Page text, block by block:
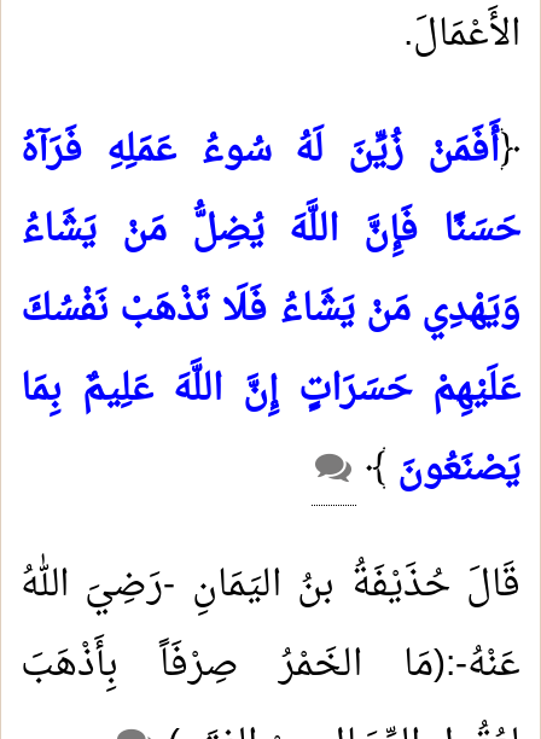
الأَعْمَالَ.
﴿أَفَمَنْ زُيِّنَ لَهُ سُوءُ عَمَلِهِ فَرَآهُ
حَسَنًا فَإِنَّ اللَّهَ يُضِلُّ مَنْ يَشَاءُ
وَيَهْدِي مَنْ يَشَاءُ فَلَا تَذْهَبْ نَفْسُكَ
عَلَيْهِمْ حَسَرَاتٍ إِنَّ اللَّهَ عَلِيمٌ بِمَا
يَصْنَعُونَ ﴾
قَالَ حُذَيْفَةُ بنُ اليَمَانِ -رَضِيَ اللهُ
عَنْهُ-:(مَا الخَمْرُ صِرْفَاً بِأَذْهَبَ